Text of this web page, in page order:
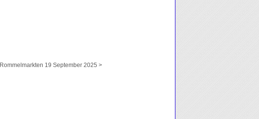
Rommelmarkten 19 September 2025 >